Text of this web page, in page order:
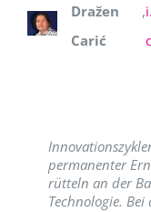
Dražen
Carić
,
permanenter
rütteln an der
Technologie.